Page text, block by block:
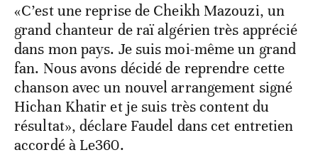
«C’est une reprise de Cheikh Mazouzi, un
grand chanteur de raï algérien très apprécié
dans mon pays. Je suis moi-même un grand
fan. Nous avons décidé de reprendre cette
chanson avec un nouvel arrangement signé
Hichan Khatir et je suis très content du
résultat», déclare Faudel dans cet entretien
accordé à Le360.